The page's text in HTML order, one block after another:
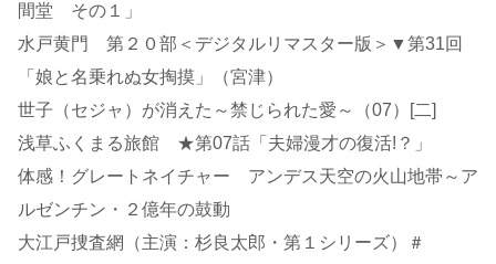
間堂 その１」
水戸黄門 第２０部＜デジタルリマスター版＞▼第31回
「娘と名乗れぬ女掏摸」（宮津）
世子（セジャ）が消えた～禁じられた愛～（07）[二]
浅草ふくまる旅館 ★第07話「夫婦漫才の復活!？」
体感！グレートネイチャー アンデス天空の火山地帯～ア
ルゼンチン・２億年の鼓動
大江戸捜査網（主演：杉良太郎・第１シリーズ）＃